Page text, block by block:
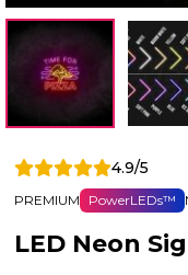
4.9/5
PREMIUM PowerLEDs™
LED Neon